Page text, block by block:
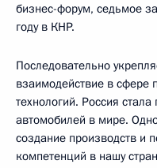
бизнес-форум, седьмое
году в КНР.
Последовательно
взаимодействие в сфере
технологий. Россия
автомобилей в мире.
создание производств и
компетенций в нашу